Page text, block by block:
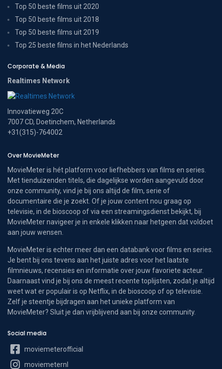
Top 50 beste films uit 2020
Top 50 beste films uit 2018
Top 50 beste films uit 2019
Top 25 beste films in het Nederlands
Corporate & Media
Realtimes Network
Innovatieweg 20C
7007 CD, Doetinchem, Netherlands
+31(315)-764002
Over MovieMeter
MovieMeter is hét platform voor liefhebbers van films en series.
Met tienduizenden titels, die dagelijkse worden aangevuld door
onze community, vind je bij ons altijd de film, serie of
documentaire die je zoekt. Of je jouw content nou graag op
televisie, in de bioscoop of via een streamingsdienst bekijkt, bij
MovieMeter navigeer je in enkele klikken naar hetgeen dat voldoet
aan jouw wensen.
MovieMeter is echter meer dan een databank voor films en series.
Je bent bij ons tevens aan het juiste adres voor het laatste
filmnieuws, recensies en informatie over jouw favoriete acteur.
Daarnaast vind je bij ons de meest recente toplijsten, zodat je altijd
weet wat er populair is op Netflix, in de bioscoop of op televisie.
Zelf je steentje bijdragen aan het unieke platform van
MovieMeter? Sluit je dan vrijblijvend aan bij onze community.
Social media
moviemeterofficial
moviemeternl